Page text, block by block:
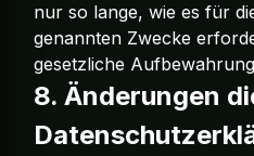
nur so lange, wie es für
genannten Zwecke
gesetzliche
8. Änderungen